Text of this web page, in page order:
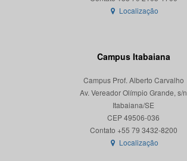
Localização
Campus Itabaiana
Campus Prof. Alberto Carvalho
Av. Vereador Olímpio Grande, s/n
Itabaiana/SE
CEP 49506-036
Localização